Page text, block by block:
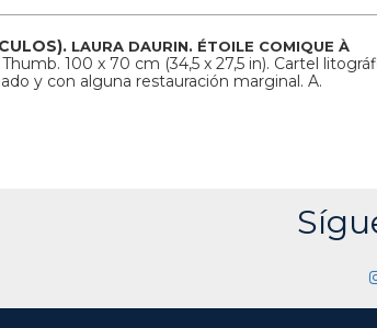
LAURA DAURIN. ÉTOILE COMIQUE À
100 x 70 cm (34,5 x 27,5 in). Cartel
y con alguna restauración marginal. A.